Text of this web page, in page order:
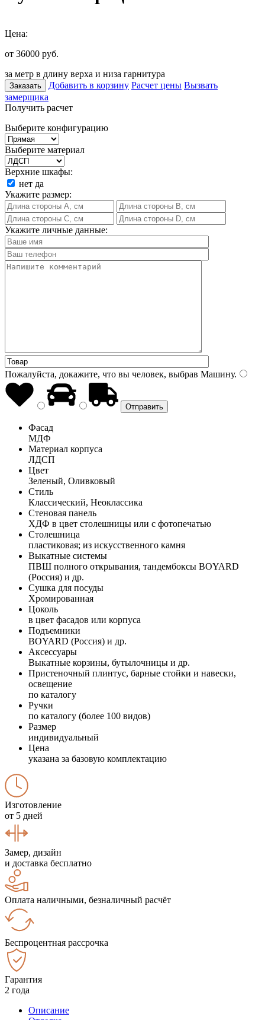
Цена:
от 36000 руб.
за метр в длину верха и низа гарнитура
Заказать Добавить в корзину Расчет цены Вызвать
замерщика
Получить расчет
Выберите конфигурацию
Выберите материал
Верхние шкафы:
нет да
Укажите размер:
Укажите личные данные:
Пожалуйста, докажите, что вы человек, выбрав Машину.
Фасад
МДФ
Материал корпуса
ЛДСП
Цвет
Зеленый, Оливковый
Стиль
Классический, Неоклассика
Стеновая панель
ХДФ в цвет столешницы или с фотопечатью
Столешница
пластиковая; из искусственного камня
Выкатные системы
ПВШ полного открывания, тандембоксы BOYARD
(Россия) и др.
Сушка для посуды
Хромированная
Цоколь
в цвет фасадов или корпуса
Подъемники
BOYARD (Россия) и др.
Аксессуары
Выкатные корзины, бутылочницы и др.
Пристеночный плинтус, барные стойки и навески,
освещение
по каталогу
Ручки
по каталогу (более 100 видов)
Размер
индивидуальный
Цена
указана за базовую комплектацию
Изготовление
от 5 дней
Замер, дизайн
и доставка бесплатно
Оплата наличными, безналичный расчёт
Беспроцентная рассрочка
Гарантия
2 года
Описание